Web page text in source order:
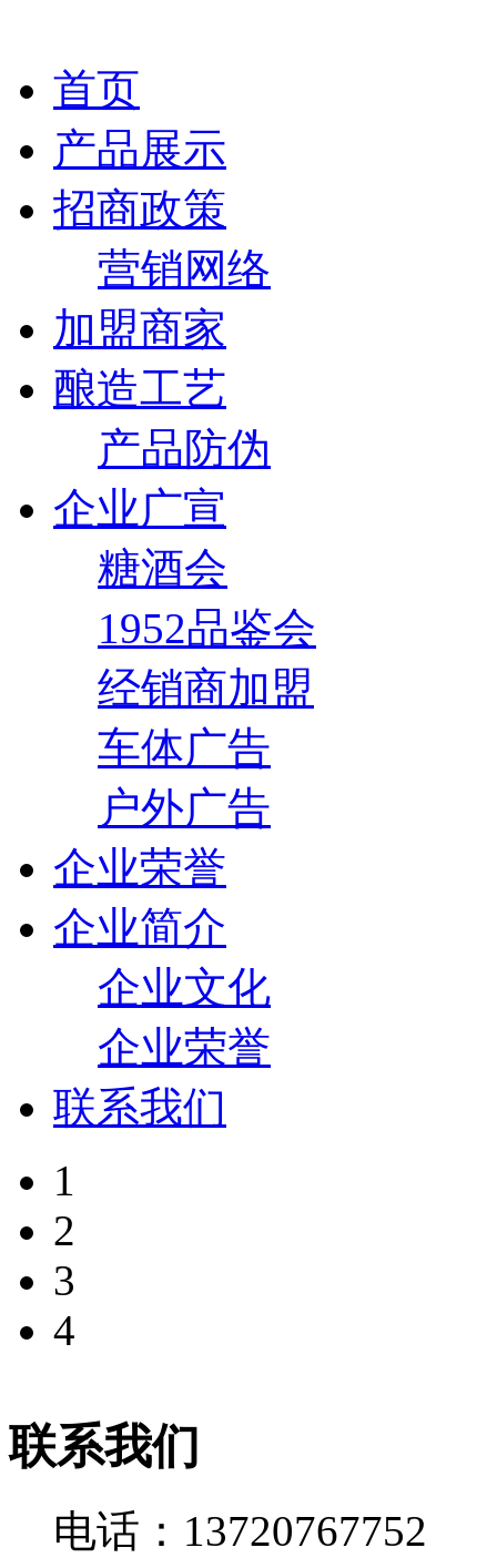
首页
产品展示
招商政策
营销网络
加盟商家
酿造工艺
产品防伪
企业广宣
糖酒会
1952品鉴会
经销商加盟
车体广告
户外广告
企业荣誉
企业简介
企业文化
企业荣誉
联系我们
1
2
3
4
联系我们
电话：13720767752